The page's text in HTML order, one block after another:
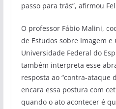
passo para trás”, afirmou
O professor Fábio Malini,
de Estudos sobre Imagem
Universidade Federal do
também interpreta esse
resposta ao “contra-ataque
encara essa postura com
quando o ato acontecer é